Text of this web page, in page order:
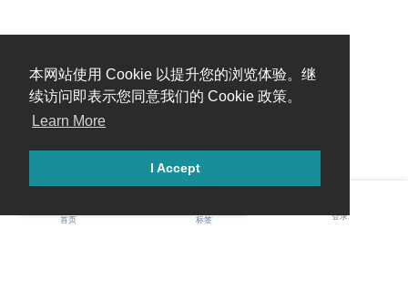
本网站使用 Cookie 以提升您的浏览体验。继
续访问即表示您同意我们的 Cookie 政策。
Learn More
I Accept
糟糕，出错啦！请刷新页面重试。
首页 标签 登录